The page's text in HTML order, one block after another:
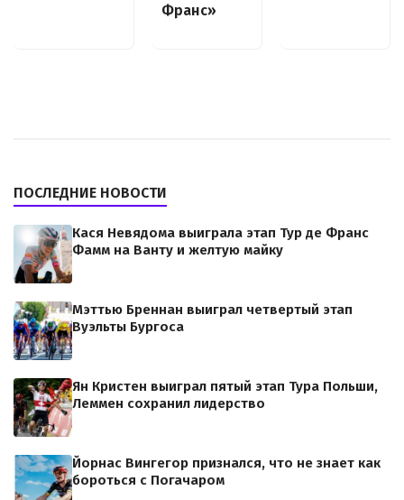
Франс»
ПОСЛЕДНИЕ НОВОСТИ
Кася Невядома выиграла этап Тур де Франс
Фамм на Ванту и желтую майку
Мэттью Бреннан выиграл четвертый этап
Вуэльты Бургоса
Ян Кристен выиграл пятый этап Тура Польши,
Леммен сохранил лидерство
Йорнас Вингегор признался, что не знает как
бороться с Погачаром